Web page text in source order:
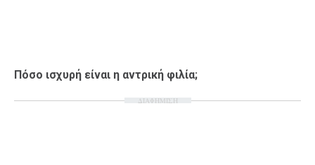
Πόσο ισχυρή είναι η αντρική φιλία;
ΔΙΑΦΗΜΙΣΗ